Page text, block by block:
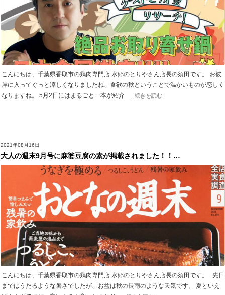
こんにちは、千葉県香取市の鶏肉専門店 水郷のとりやさん店長の須田です。 お彼
岸に入ってぐっと涼しくなりましたね、食欲の秋ということで温かいものが恋しく
なりますね。 5月2日にはまるごと一本が紹介
... 続きを読む
2021年08月16日
大人の週末9月号に麻婆豆腐の素が掲載されました！！…
こんにちは、千葉県香取市の鶏肉専門店 水郷のとりやさん店長の須田です。 先日
まではうだるような暑さでしたが、お盆は秋の長雨のような天気です。 夏といえ